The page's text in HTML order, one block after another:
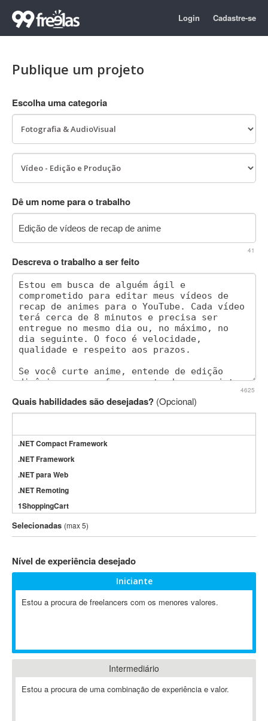
Login Cadastre-se
Publique um projeto
Escolha uma categoria
Dê um nome para o trabalho
41
Descreva o trabalho a ser feito
4625
Quais habilidades são desejadas? (Opcional)
.NET Compact Framework
.NET Framework
.NET para Web
.NET Remoting
1ShoppingCart
3DS Max
3GSM
802.11
A-GPS
ABAP
Abaqus
ABBYY FineReader
Selecionadas (max 5)
Nível de experiência desejado
Iniciante
Estou a procura de freelancers com os menores valores.
Intermediário
Estou a procura de uma combinação de experiência e valor.